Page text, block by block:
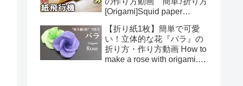
[Origami]Squid paper
【折り紙1枚】簡単で可愛
い！立体的な花『バラ』の
折り方・作り方動画 How to
make a rose with origami.It's